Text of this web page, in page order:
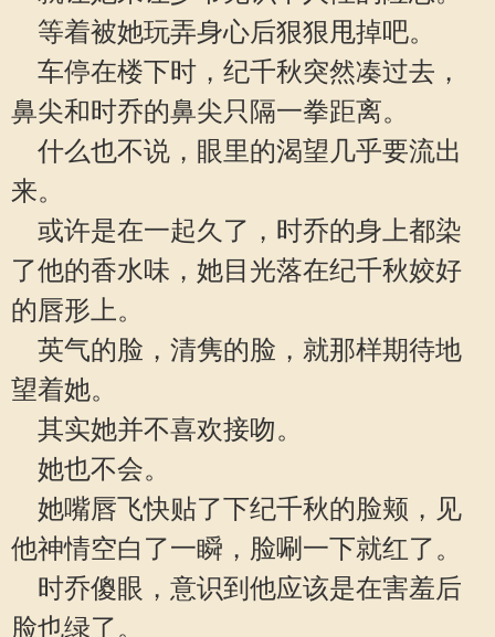
等着被她玩弄身心后狠狠甩掉吧。
车停在楼下时，纪千秋突然凑过去，
鼻尖和时乔的鼻尖只隔一拳距离。
什么也不说，眼里的渴望几乎要流出
来。
或许是在一起久了，时乔的身上都染
了他的香水味，她目光落在纪千秋姣好
的唇形上。
英气的脸，清隽的脸，就那样期待地
望着她。
其实她并不喜欢接吻。
她也不会。
她嘴唇飞快贴了下纪千秋的脸颊，见
他神情空白了一瞬，脸唰一下就红了。
时乔傻眼，意识到他应该是在害羞后
脸也绿了。